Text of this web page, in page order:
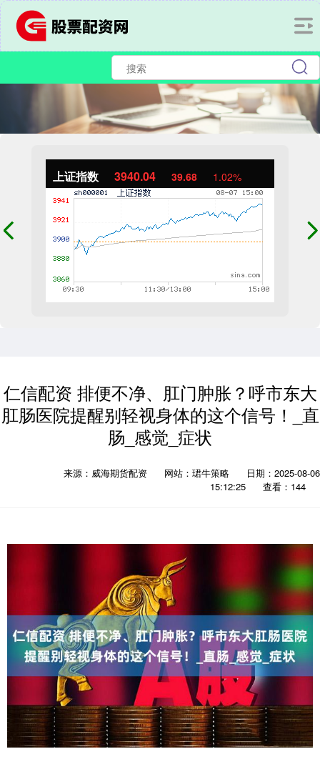
上证指数 3940.04 39.68 1.02%
仁信配资 排便不净、肛门肿胀？呼市东大
肛肠医院提醒别轻视身体的这个信号！_直
肠_感觉_症状
来源：威海期货配资 网站：珺牛策略
日期：2025-08-06
15:12:25
查看：144